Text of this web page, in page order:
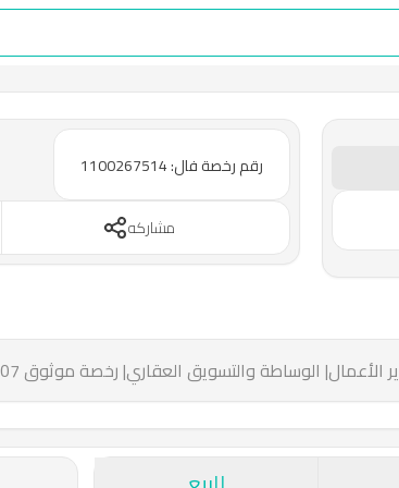
رقم رخصة فال: 1100267514
مشاركه